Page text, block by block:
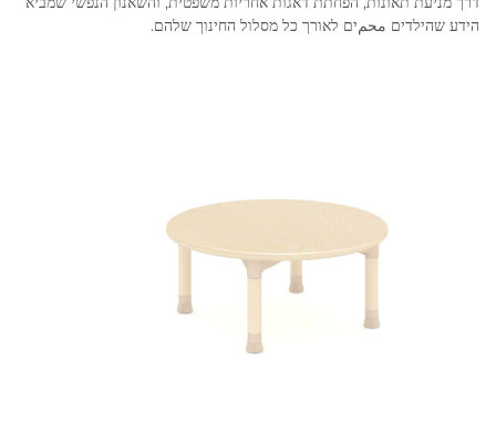
הידע שהילדים محمים לאורך כל מסלול החינוך שלהם.